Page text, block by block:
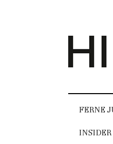
FERNE
INSIDER